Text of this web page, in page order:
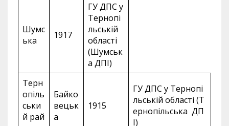
Шумс
ька
1917
ГУ ДПС у
Тернопі
льській
області
(Шумськ
а ДПІ)
Терн
опіль
ськи
й рай
Байко
вецьк
а
1915
ГУ ДПС у Тернопі
льській області (Т
ернопільська ДП
І)